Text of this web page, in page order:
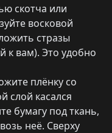
скотча или
восковой
стразы
к вам). Это удобно
плёнку со
слой касался
бумагу под ткань,
неё. Сверху